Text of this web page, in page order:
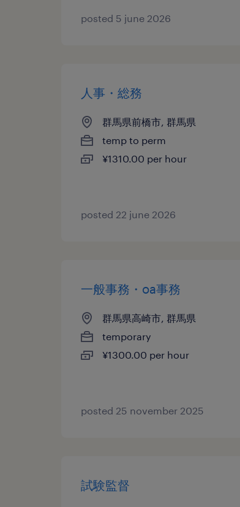
posted 5 june 2026
人事・総務
群馬県前橋市, 群馬県
temp to perm
¥1310.00 per hour
posted 22 june 2026
一般事務・oa事務
群馬県高崎市, 群馬県
temporary
¥1300.00 per hour
posted 25 november 2025
試験監督